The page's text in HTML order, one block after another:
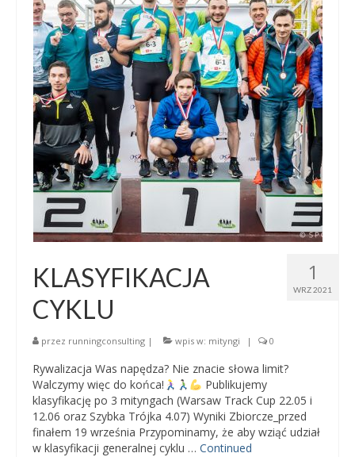
1
WRZ 2021
KLASYFIKACJA
CYKLU
przez runningconsulting | wpis w: mityngi | 0
Rywalizacja Was napędza? Nie znacie słowa limit?
Walczymy więc do końca!
Publikujemy
klasyfikację po 3 mityngach (Warsaw Track Cup 22.05 i
12.06 oraz Szybka Trójka 4.07) Wyniki Zbiorcze_przed
finałem 19 września Przypominamy, że aby wziąć udział
w klasyfikacji generalnej cyklu … Continued